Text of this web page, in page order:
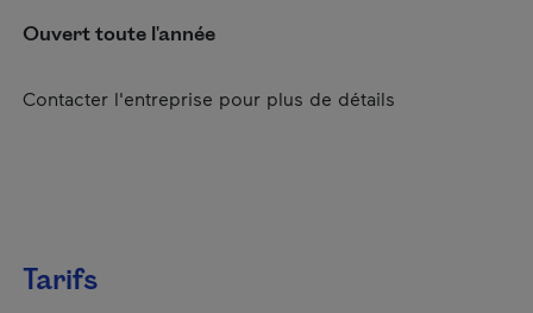
Ouvert toute l'année
Contacter l'entreprise pour plus de détails
Tarifs